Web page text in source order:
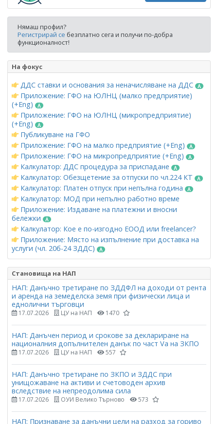
Нямаш профил?
Регистрирай се безплатно сега и получи по-добра
функционалност!
На фокус
ДДС ставки и основания за неначисляване на ДДС
Приложение: ГФО на ЮЛНЦ (малко предприятие)
(+Eng)
Приложение: ГФО на ЮЛНЦ (микропредприятие)
(+Eng)
Публикуване на ГФО
Приложение: ГФО на малко предприятие (+Eng)
Приложение: ГФО на микропредприятие (+Eng)
Калкулатор: ДДС процедура за приспадане
Калкулатор: Обезщетение за отпуски по чл.224 КТ
Калкулатор: Платен отпуск при непълна година
Калкулатор: МОД при непълно работно време
Приложение: Издаване на платежни и вносни
бележки
Калкулатор: Кое е по-изгодно ЕООД или freelancer?
Приложение: Място на изпълнение при доставка на
услуги (чл. 20б-24 ЗДДС)
Становища на НАП
НАП: Данъчно третиране по ЗДДФЛ на доходи от рента
и аренда на земеделска земя при физически лица и
еднолични търговци
17.07.2026 ЦУ на НАП 1470
НАП: Данъчен период и срокове за деклариране на
националния допълнителен данък по част Vа на ЗКПО
17.07.2026 ЦУ на НАП 557
НАП: Данъчно третиране по ЗКПО и ЗДДС при
унищожаване на активи и счетоводен архив
вследствие на непреодолима сила
17.07.2026 ОУИ Велико Търново 573
НАП: Признаване за данъчни цели на разход за гориво